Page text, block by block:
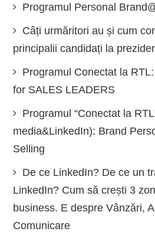
Programul Personal
Câți urmăritori au și cum
principalii candidați la
Programul Conectat la
for SALES LEADERS
Programul “Conectat la
media&LinkedIn): Brand
Selling
De ce LinkedIn? De ce un
LinkedIn? Cum să crești 3
business. E despre Vânzări,
Comunicare